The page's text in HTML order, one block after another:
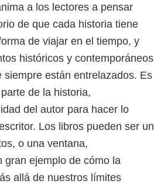
a los lectores a pensar
de que cada historia tiene
de viajar en el tiempo, y
históricos y contemporáneos
están entrelazados. Es
de la historia,
del autor para hacer lo
Los libros pueden ser un
o una ventana,
gran ejemplo de cómo la
allá de nuestros límites